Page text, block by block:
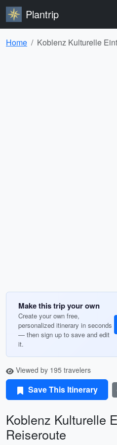
Plantrip
Home Koblenz Kulturelle
Make this trip your own
Create your own free,
personalized itinerary in seconds
— then sign up to save and edit
it.
Viewed by 195 travelers
Save This Itinerary
Koblenz Kulturelle
Reiseroute